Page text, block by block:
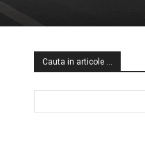
Cauta in articole …